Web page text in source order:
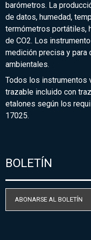
barómetros. La
de datos, humedad,
termómetros portátiles,
de CO2. Los
medición precisa y para
ambientales.
Todos los instrumentos
trazable incluido con
etalones según los
17025.
BOLETÍN
ABONARSE AL BOLETÍN